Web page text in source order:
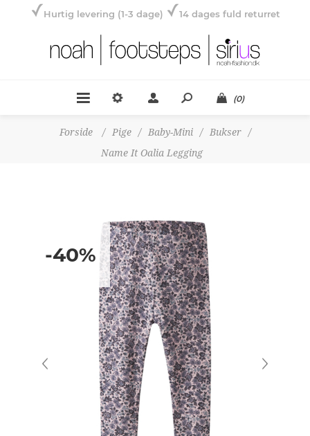
Hurtig levering (1-3 dage) 14 dages fuld returret
(0)
Forside / Pige / Baby-Mini / Bukser
/
Name It Oalia Legging
-40%